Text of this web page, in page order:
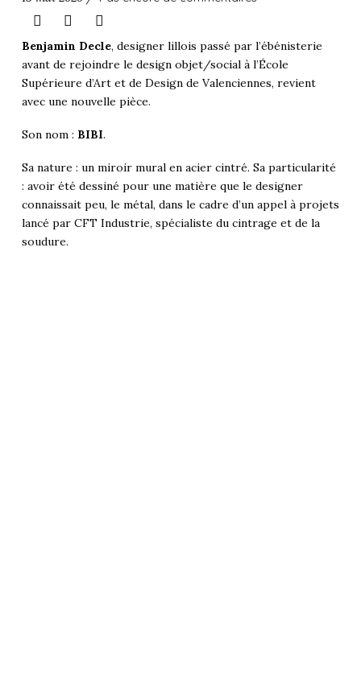
Benjamin Decle, designer lillois passé par l’ébénisterie
avant de rejoindre le design objet/social à l’École
Supérieure d’Art et de Design de Valenciennes, revient
avec une nouvelle pièce.
Son nom : BIBI.
Sa nature : un miroir mural en acier cintré. Sa particularité
: avoir été dessiné pour une matière que le designer
connaissait peu, le métal, dans le cadre d’un appel à projets
lancé par CFT Industrie, spécialiste du cintrage et de la
soudure.